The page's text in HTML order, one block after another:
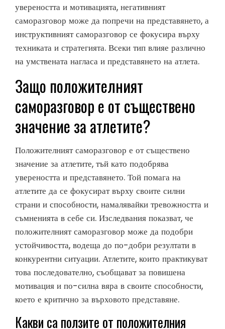
увереността и мотивацията, негативният
саморазговор може да попречи на представянето, а
инструктивният саморазговор се фокусира върху
техниката и стратегията. Всеки тип влияе различно
на умствената нагласа и представянето на атлета.
Защо положителният
саморазговор е от съществено
значение за атлетите?
Положителният саморазговор е от съществено
значение за атлетите, тъй като подобрява
увереността и представянето. Той помага на
атлетите да се фокусират върху своите силни
страни и способности, намалявайки тревожността и
съмненията в себе си. Изследвания показват, че
положителният саморазговор може да подобри
устойчивостта, водеща до по-добри резултати в
конкурентни ситуации. Атлетите, които практикуват
това последователно, съобщават за повишена
мотивация и по-силна вяра в своите способности,
което е критично за върховото представяне.
Какви са ползите от положителния